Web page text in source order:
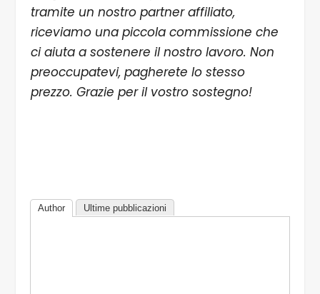
tramite un nostro partner affiliato,
riceviamo una piccola commissione che
ci aiuta a sostenere il nostro lavoro. Non
preoccupatevi, pagherete lo stesso
prezzo. Grazie per il vostro sostegno!
Author Ultime pubblicazioni